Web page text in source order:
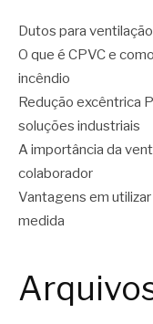
Dutos para
O que é CPVC e
incêndio
Redução excêntrica
soluções industriais
A importância da
colaborador
Vantagens em
medida